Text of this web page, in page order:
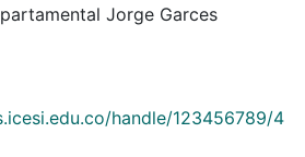
Jorge Garces
handle/123456789/4